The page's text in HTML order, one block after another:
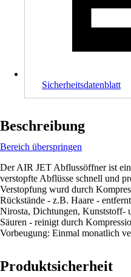
Sicherheitsdatenblatt
Beschreibung
Bereich überspringen
Der AIR JET Abflussöffner ist
verstopfte Abflüsse schnell und
Verstopfung wurd durch
Rückstände - z.B. Haare -
Nirosta, Dichtungen, Kunststoff-
Säuren - reinigt durch
Vorbeugung: Einmal monatlich
Produktsicherheit